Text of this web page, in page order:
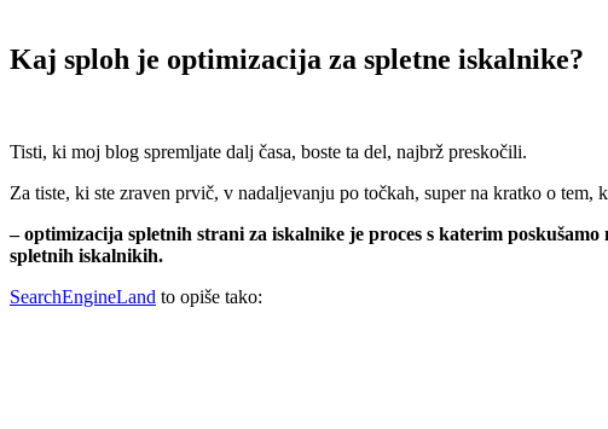
Kaj sploh je optimizacija za spletne iskalnike?
Tisti, ki moj blog spremljate dalj časa, boste ta del, najbrž preskočili.
Za tiste, ki ste zraven prvič, v nadaljevanju po točkah, super na kratko o tem,
– optimizacija spletnih strani za iskalnike je proces s katerim
spletnih iskalnikih.
SearchEngineLand to opiše tako: